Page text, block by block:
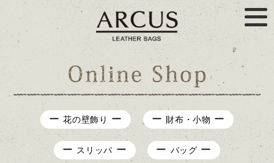
花の壁飾り 財布・小物
スリッパ バッグ